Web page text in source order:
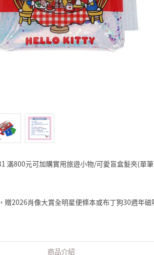
滿800元可加購實用旅遊小物/可愛盲盒髮夾(單
贈2026肖像大賞全明星便條本或布丁狗30週年磁
商品介紹